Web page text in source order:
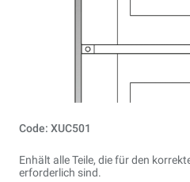
Code: XUC501
Enhält alle Teile, die für den
erforderlich sind.